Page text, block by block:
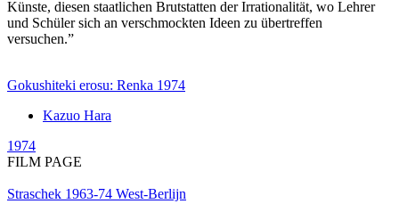
Künste, diesen staatlichen Brutstatten der Irrationalität, wo Lehrer
und Schüler sich an verschmockten Ideen zu übertreffen
versuchen.”
Gokushiteki erosu: Renka 1974
Kazuo Hara
1974
FILM PAGE
Straschek 1963-74 West-Berlijn